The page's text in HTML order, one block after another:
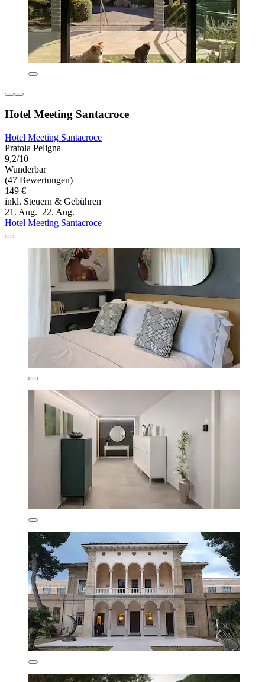
Hotel Meeting Santacroce
Hotel Meeting Santacroce
Pratola Peligna
9,2/10
Wunderbar
(47 Bewertungen)
149 €
inkl. Steuern & Gebühren
21. Aug.–22. Aug.
Hotel Meeting Santacroce